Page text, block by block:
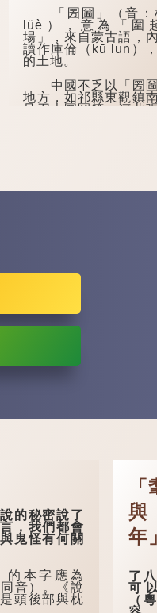
「圐圙」（音：
lüè），意為「圍
場」，來自蒙古語，
讀作庫倫（kū lun）
的土地。
中國不乏以「圐圙
地方，如祁縣東觀鎮
旦召大圐圙等；河北
的秘密說了
，我們都會
鬼怪有何關
本字應為
音）。《說
頭後部與枕
與
年」
若
了
可
（